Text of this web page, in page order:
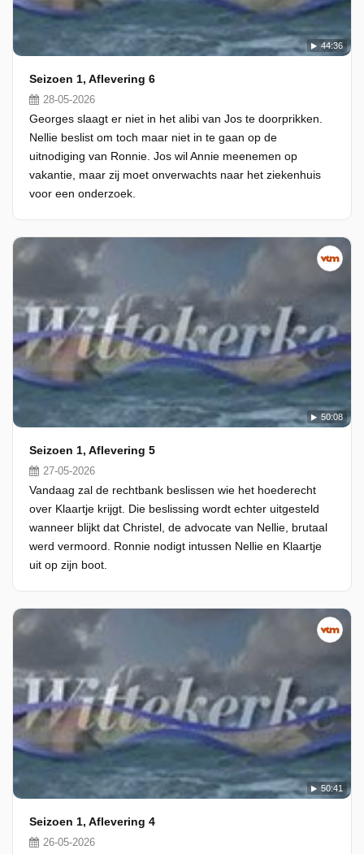
44:36
Seizoen 1, Aflevering 6
28-05-2026
Georges slaagt er niet in het alibi van Jos te doorprikken.
Nellie beslist om toch maar niet in te gaan op de
uitnodiging van Ronnie. Jos wil Annie meenemen op
vakantie, maar zij moet onverwachts naar het ziekenhuis
voor een onderzoek.
50:08
Seizoen 1, Aflevering 5
27-05-2026
Vandaag zal de rechtbank beslissen wie het hoederecht
over Klaartje krijgt. Die beslissing wordt echter uitgesteld
wanneer blijkt dat Christel, de advocate van Nellie, brutaal
werd vermoord. Ronnie nodigt intussen Nellie en Klaartje
uit op zijn boot.
50:41
Seizoen 1, Aflevering 4
26-05-2026